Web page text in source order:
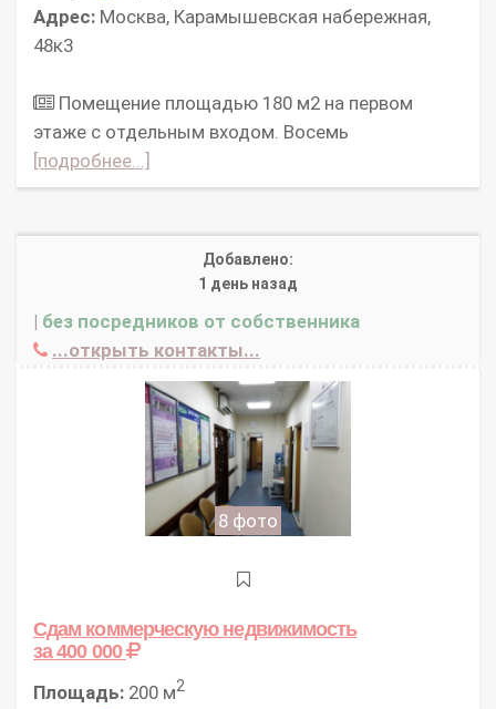
Адрес: Москва, Карамышевская набережная,
48к3
Помещение площадью 180 м2 на первом
этаже с отдельным входом. Восемь
[подробнее...]
Добавлено:
1 день назад
| без посредников от собственника
...открыть контакты...
8 фото
Сдам коммерческую недвижимость
за 400 000
Площадь: 200 м2